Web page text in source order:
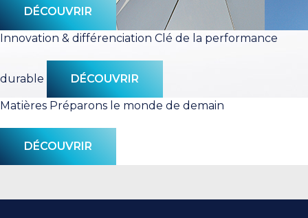
DÉCOUVRIR
Innovation & différenciation Clé de la performance
durable DÉCOUVRIR
Matières Préparons le monde de demain
DÉCOUVRIR